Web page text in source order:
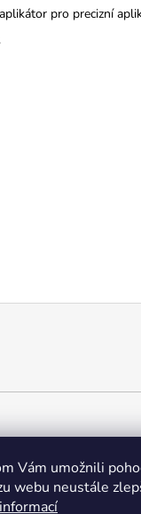
Vám umožnili
webu neustále
pro precizní